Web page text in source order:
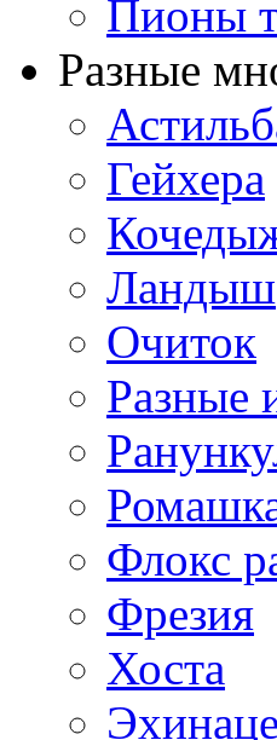
Пионы
Разные
Гейхера
Ландыш
Очиток
Разные
Флокс
Фрезия
Хоста